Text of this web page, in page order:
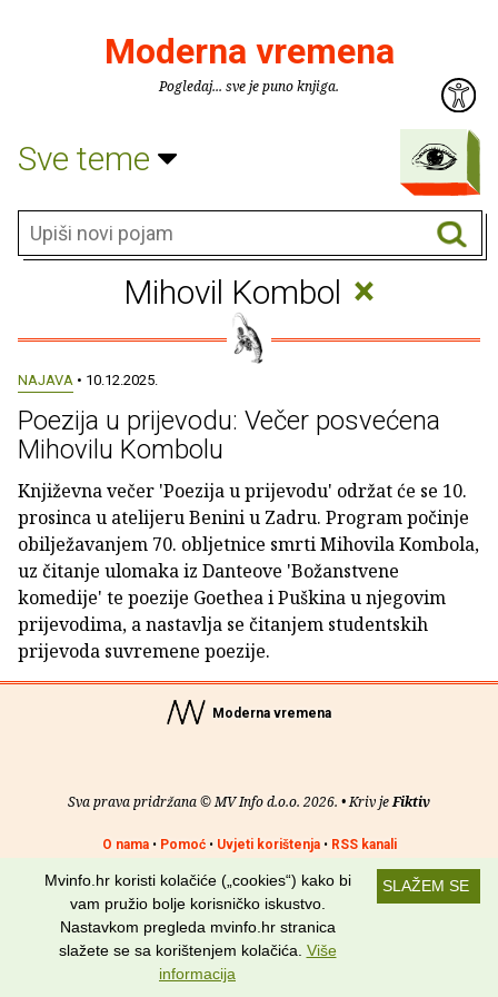
Moderna vremena
Pogledaj... sve je puno knjiga.
Sve teme
Mihovil Kombol ×
NAJAVA • 10.12.2025.
Poezija u prijevodu: Večer posvećena
Mihovilu Kombolu
Književna večer 'Poezija u prijevodu' održat će se 10.
prosinca u atelijeru Benini u Zadru. Program počinje
obilježavanjem 70. obljetnice smrti Mihovila Kombola,
uz čitanje ulomaka iz Danteove 'Božanstvene
komedije' te poezije Goethea i Puškina u njegovim
prijevodima, a nastavlja se čitanjem studentskih
prijevoda suvremene poezije.
Moderna vremena
Sva prava pridržana © MV Info d.o.o. 2026. • Kriv jeFiktiv
O nama• Pomoć• Uvjeti korištenja• RSS kanali
Potraži nas na: SLAŽEM SE
Mvinfo.hr koristi kolačiće („cookies“) kako bi
vam pružio bolje korisničko iskustvo.
Nastavkom pregleda mvinfo.hr stranica
slažete se sa korištenjem kolačića. Više
informacija